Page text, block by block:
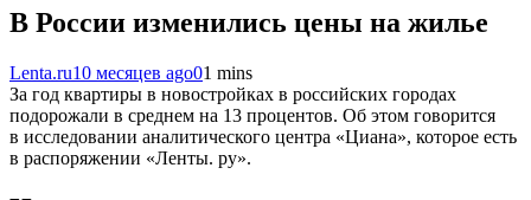
В России изменились цены на жилье
Lenta.ru10 месяцев ago01 mins
За год квартиры в новостройках в российских городах
подорожали в среднем на 13 процентов. Об этом говорится
в исследовании аналитического центра «Циана», которое есть
в распоряжении «Ленты. ру».